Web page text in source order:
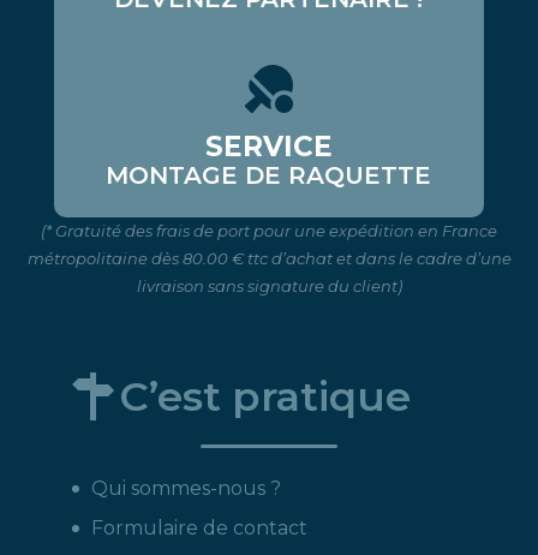
SERVICE
MONTAGE DE RAQUETTE
(* Gratuité des frais de port pour une expédition en France
métropolitaine dès 80.00 € ttc d’achat et dans le cadre d’une
livraison sans signature du client)
C’est pratique
Qui sommes-nous ?
Formulaire de contact